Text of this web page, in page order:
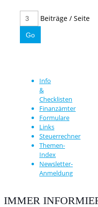
Beiträge / Seite
Info
&
Checklisten
Finanzämter
Formulare
Links
Steuerrechner
Themen-
Index
Newsletter-
Anmeldung
IMMER